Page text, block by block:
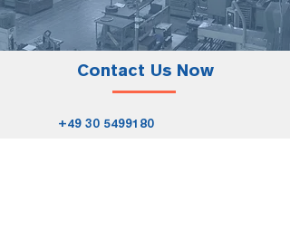
Contact Us Now
+49 30 5499180